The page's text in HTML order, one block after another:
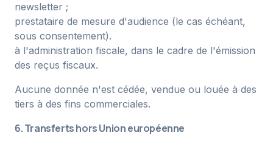
newsletter ;
prestataire de mesure d'audience (le cas échéant,
sous consentement).
à l'administration fiscale, dans le cadre de l'émission
des reçus fiscaux.
Aucune donnée n'est cédée, vendue ou louée à des
tiers à des fins commerciales.
6. Transferts hors Union européenne